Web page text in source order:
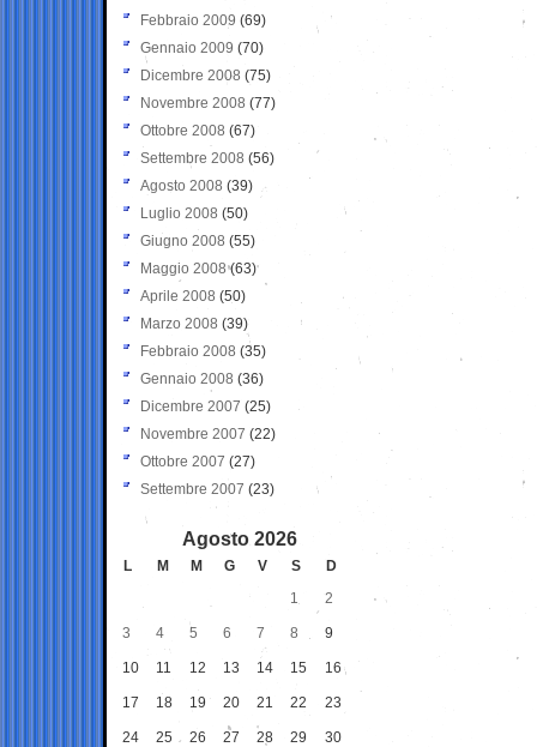
Febbraio 2009 (69)
Gennaio 2009 (70)
Dicembre 2008 (75)
Novembre 2008 (77)
Ottobre 2008 (67)
Settembre 2008 (56)
Agosto 2008 (39)
Luglio 2008 (50)
Giugno 2008 (55)
Maggio 2008(63)
Aprile 2008 (50)
Marzo 2008 (39)
Febbraio 2008 (35)
Gennaio 2008 (36)
Dicembre 2007 (25)
Novembre 2007 (22)
Ottobre 2007 (27)
Settembre 2007 (23)
Agosto 2026
L M M G V S
D
1
2
3 4 5 6 7 8 9
10 11 12 13 14 15 16
17 18 19 20 21 22 23
24 25 26 27 28 29 30